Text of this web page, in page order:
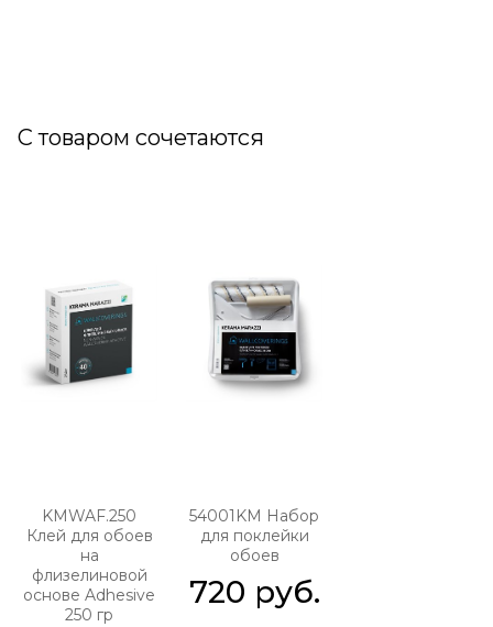
С товаром сочетаются
KMWAF.250
Клей для обоев
на
флизелиновой
основе Adhesive
250 гр
54001KM Набор
для поклейки
обоев
720 руб.